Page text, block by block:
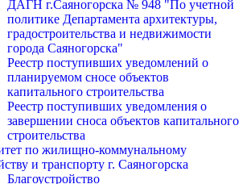
ДАГН г.Саяногорска № 948 "По учетной
политике Департамента архитектуры,
градостроительства и недвижимости
города Саяногорска"
Реестр поступивших уведомлений о
планируемом сносе объектов
капитального строительства
Реестр поступивших уведомления о
завершении сноса объектов капитального
строительства
по жилищно-коммунальному
и транспорту г. Саяногорска
Благоустройство